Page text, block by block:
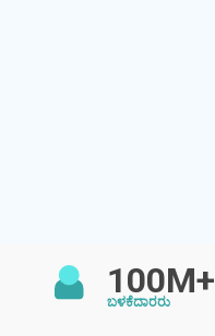
100M+
ಬಳಕೆದಾರರು